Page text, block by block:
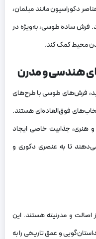
دکوراسیون مانند مبلمان،
فرش ساده طوسی، به‌ویژه در
محیط کمک کند.
هندسی و مدرن
فرش‌های طوسی با طرح‌های
فوق‌العاده‌ای هستند.
جذابیت خاصی ایجاد
تا به عنصری دکوری و
و مدرنیته هستند. این
و عمق تاریخی را به